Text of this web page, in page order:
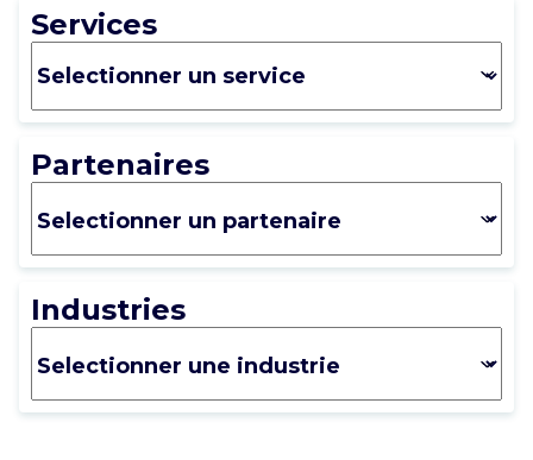
Services
Partenaires
Industries